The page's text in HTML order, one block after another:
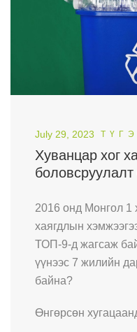
July 29, 2023
Хуванцар хог
2016 онд Монгол 1
хаягдлын
ТОП-9-д жагсаж
үүнээс 7 жилийн
байна?
Өнгөрсөн